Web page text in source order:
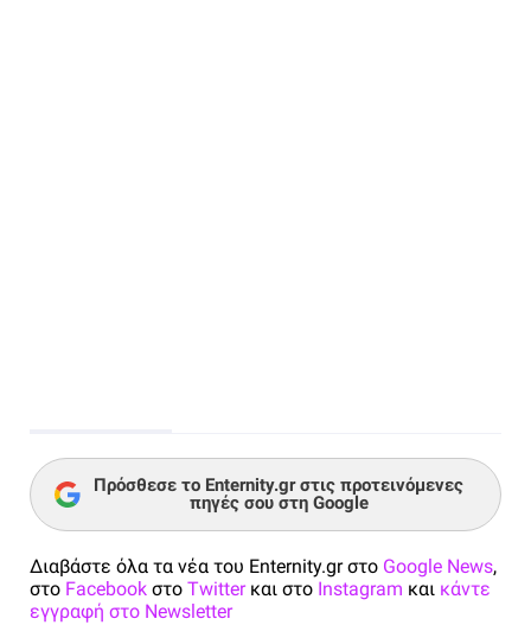
Πρόσθεσε το Enternity.gr στις προτεινόμενες
πηγές σου στη Google
Διαβάστε όλα τα νέα του Enternity.gr στο Google News,
στο Facebook στο Twitterκαι στο Instagram και κάντε
εγγραφή στο Newsletter